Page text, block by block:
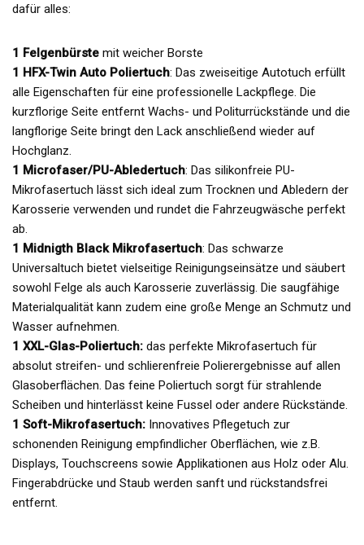
dafür alles:
1 Felgenbürste mit weicher Borste
1 HFX-Twin Auto Poliertuch: Das zweiseitige Autotuch erfüllt
alle Eigenschaften für eine professionelle Lackpflege. Die
kurzflorige Seite entfernt Wachs- und Politurrückstände und die
langflorige Seite bringt den Lack anschließend wieder auf
Hochglanz.
1 Microfaser/PU-Abledertuch: Das silikonfreie PU-
Mikrofasertuch lässt sich ideal zum Trocknen und Abledern der
Karosserie verwenden und rundet die Fahrzeugwäsche perfekt
ab.
1 Midnigth Black Mikrofasertuch: Das schwarze
Universaltuch bietet vielseitige Reinigungseinsätze und säubert
sowohl Felge als auch Karosserie zuverlässig. Die saugfähige
Materialqualität kann zudem eine große Menge an Schmutz und
Wasser aufnehmen.
1 XXL-Glas-Poliertuch: das perfekte Mikrofasertuch für
absolut streifen- und schlierenfreie Polierergebnisse auf allen
Glasoberflächen. Das feine Poliertuch sorgt für strahlende
Scheiben und hinterlässt keine Fussel oder andere Rückstände.
1 Soft-Mikrofasertuch: Innovatives Pflegetuch zur
schonenden Reinigung empfindlicher Oberflächen, wie z.B.
Displays, Touchscreens sowie Applikationen aus Holz oder Alu.
Fingerabdrücke und Staub werden sanft und rückstandsfrei
entfernt.